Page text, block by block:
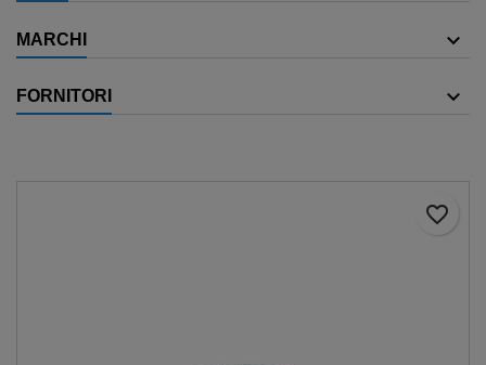
MARCHI
FORNITORI
favorite_border